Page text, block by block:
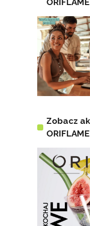
ORIFLAME
Zobacz
ORIFLAME